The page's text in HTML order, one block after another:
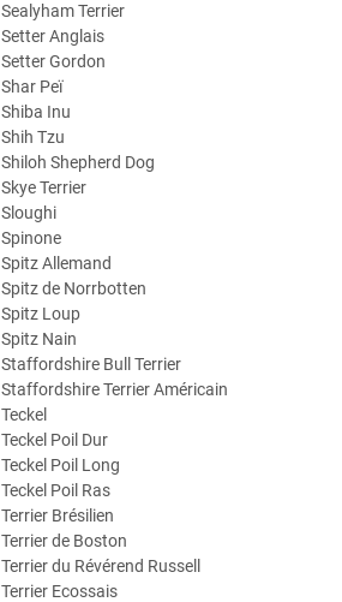
Sealyham Terrier
Setter Anglais
Setter Gordon
Shar Peï
Shiba Inu
Shih Tzu
Shiloh Shepherd Dog
Skye Terrier
Sloughi
Spinone
Spitz Allemand
Spitz de Norrbotten
Spitz Loup
Spitz Nain
Staffordshire Bull Terrier
Staffordshire Terrier Américain
Teckel
Teckel Poil Dur
Teckel Poil Long
Teckel Poil Ras
Terrier Brésilien
Terrier de Boston
Terrier du Révérend Russell
Terrier Ecossais